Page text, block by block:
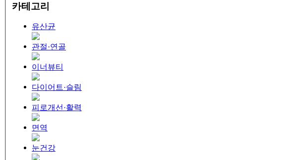
카테고리
유산균
관절·연골
이너뷰티
다이어트·슬림
피로개선·활력
면역
눈건강